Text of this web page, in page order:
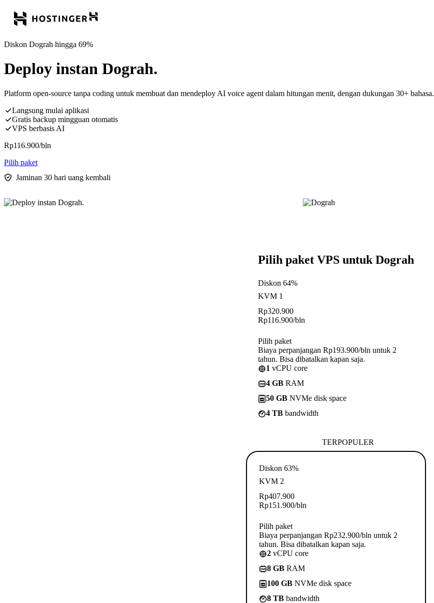
Diskon Dograh hingga 69%
Deploy instan Dograh.
Platform open-source tanpa coding untuk membuat dan mendeploy AI voice agent dalam hitungan menit, dengan dukungan 30+ bahasa.
Langsung mulai aplikasi
Gratis backup mingguan otomatis
VPS berbasis AI
Rp116.900/bln
Pilih paket
Jaminan 30 hari uang kembali
Pilih paket VPS untuk Dograh
Diskon 64%
KVM 1
Rp320.900
Rp116.900/bln
Pilih paket
Biaya perpanjangan Rp193.900/bln untuk 2
tahun. Bisa dibatalkan kapan saja.
1 vCPU core
4 GB RAM
50 GB NVMe disk space
4 TB bandwidth
TERPOPULER
Diskon 63%
KVM 2
Rp407.900
Rp151.900/bln
Pilih paket
Biaya perpanjangan Rp232.900/bln untuk 2
tahun. Bisa dibatalkan kapan saja.
2 vCPU core
8 GB RAM
100 GB NVMe disk space
8 TB bandwidth